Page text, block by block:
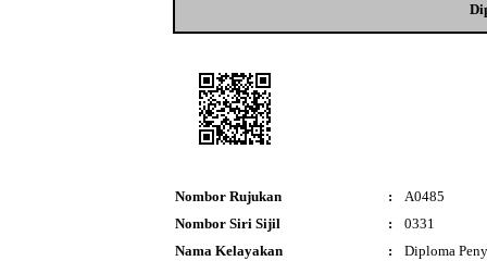
Nombor Rujukan :
A0485
Nombor Siri Sijil
:
0331
Nama Kelayakan
:
Diploma